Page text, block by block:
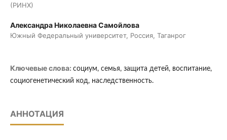
(РИНХ)
Александра Николаевна Самойлова
Южный Федеральный университет, Россия, Таганрог
Ключевые слова: социум, семья, защита детей, воспитание,
социогенетический код, наследственность.
АННОТАЦИЯ